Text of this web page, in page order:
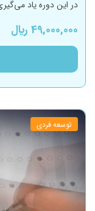
در این دوره یاد
49,000,000 ﷼
توسعه فردی